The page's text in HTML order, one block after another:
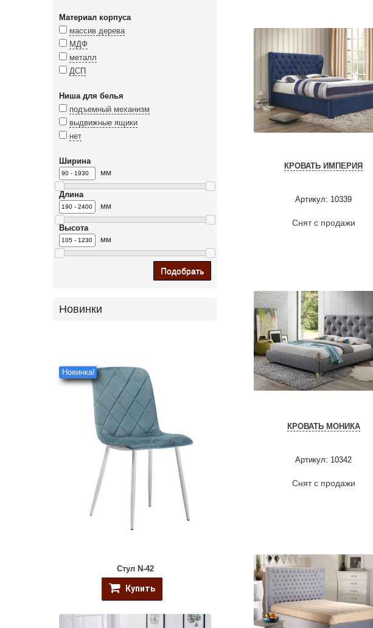
Материал корпуса
массив дерева
МДФ
металл
ДСП
Ниша для белья
подъемный механизм
выдвижные ящики
нет
Ширина
мм
Длина
мм
Высота
мм
Подобрать
Новинки
Новинка!
Стул N-42
Купить
КРОВАТЬ ИМПЕРИЯ
Артикул: 10339
Снят с продажи
КРОВАТЬ МОНИКА
Артикул: 10342
Снят с продажи